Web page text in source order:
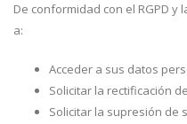
De conformidad con el RGPD y
a:
Acceder a sus datos
Solicitar la rectificación
Solicitar la supresión de